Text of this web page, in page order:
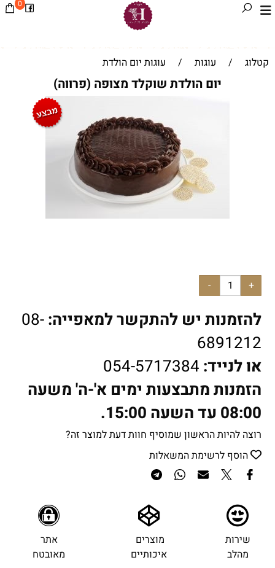
0
קטלוג / עוגות / עוגות יום הולדת
יום הולדת שוקלד מצופה (פרווה)
להזמנות יש להתקשר למאפייה:08-
6891212
או לנייד: 054-5717384
הזמנות מתבצעות ימים א'-ה' משעה
08:00 עד השעה 15:00.
רוצה להיות הראשון שמוסיף חוות דעת למוצר זה?
הוסף לרשימת המשאלות
שירות
מהלב
מוצרים
איכותיים
אתר
מאובטח